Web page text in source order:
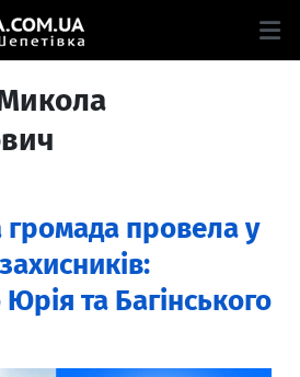
громада провела у
та Багінського